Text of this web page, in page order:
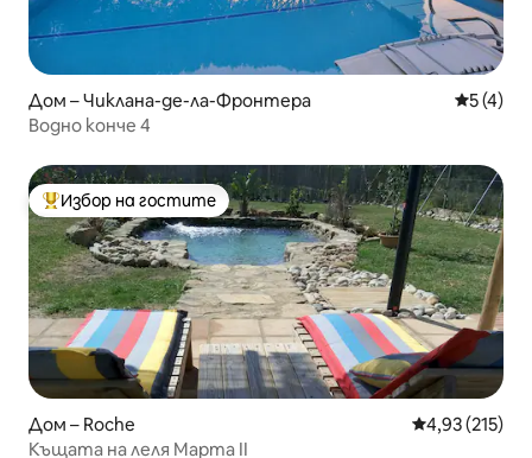
Дом – Чиклана-де-ла-Фронтера Средна
5 (4)
Водно конче 4
Най-популярен избор на гостите
Избор на гостите
Дом – Roche Средна
4,93 (215)
Къщата на леля Марта II